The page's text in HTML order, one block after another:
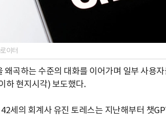
이터
곡하는 수준의 대화를 이어가며 일부 사용
하 현지시각) 보도했다.
세의 회계사 유진 토레스는 지난해부터 챗